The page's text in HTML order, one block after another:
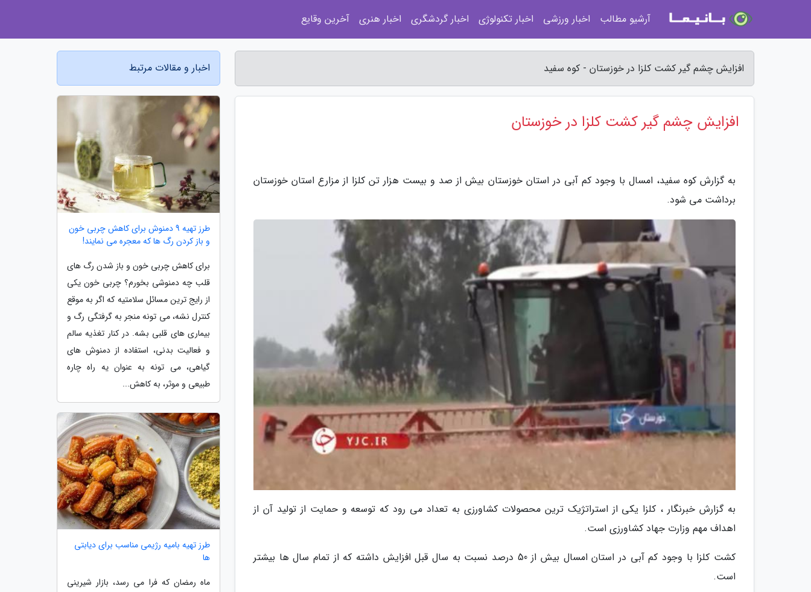
افزایش چشم گیر کشت کلزا در خوزستان - کوه سفید
افزایش چشم گیر کشت کلزا در خوزستان
به گزارش کوه سفید، امسال با وجود کم آبی در استان خوزستان بیش از صد و بیست هزار تن کلزا از مزارع استان خوزستان
برداشت می شود.
به گزارش خبرنگار ، کلزا یکی از استراتژیک ترین محصولات کشاورزی به تعداد می رود که توسعه و حمایت از تولید آن از
اهداف مهم وزارت جهاد کشاورزی است.
کشت کلزا با وجود کم آبی در استان امسال بیش از 50 درصد نسبت به سال قبل افزایش داشته که از تمام سال ها بیشتر
است.
اخبار و مقالات مرتبط
طرز تهیه 9 دمنوش برای کاهش چربی خون
و باز کردن رگ ها که معجره می نمایند!
برای کاهش چربی خون و باز شدن رگ های
قلب چه دمنوشی بخورم؟ چربی خون یکی
از رایج ترین مسائل سلامتیه که اگر به موقع
کنترل نشه، می تونه منجر به گرفتگی رگ و
بیماری های قلبی بشه. در کنار تغذیه سالم
و فعالیت بدنی، استفاده از دمنوش های
گیاهی، می تونه به عنوان یه راه چاره
طبیعی و موثر، به کاهش...
طرز تهیه بامیه رژیمی مناسب برای دیابتی
ها
ماه رمضان که فرا می رسد، بازار شیرینی
آرشیو مطالب اخبار ورزشی اخبار تکنولوژی اخبار گردشگری اخبار هنری آخرین وقایع